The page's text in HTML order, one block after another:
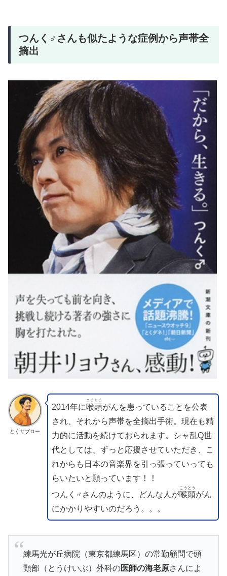
つんく♂さんも似たような症例から声帯全
摘出
とくサブロー
2014年に喉頭
こうとう
がんを患っていることを公表
され、それから声帯を全摘出手術。現在も精
力的に活動を続けておられます。シャ乱Q世
代としては、ずっと応援させていただき、こ
れからも日本の音楽界を引っ張っていっても
らいたいと願っています！！
つんく♂さんのように、どんな人が喉頭
こうとう
がん
にかかりやすいのだろう。。。
練馬光が丘病院（東京都練馬区）の常勤顧問で頭
頸部（とうけいぶ）外科の医師の海老原さんによ